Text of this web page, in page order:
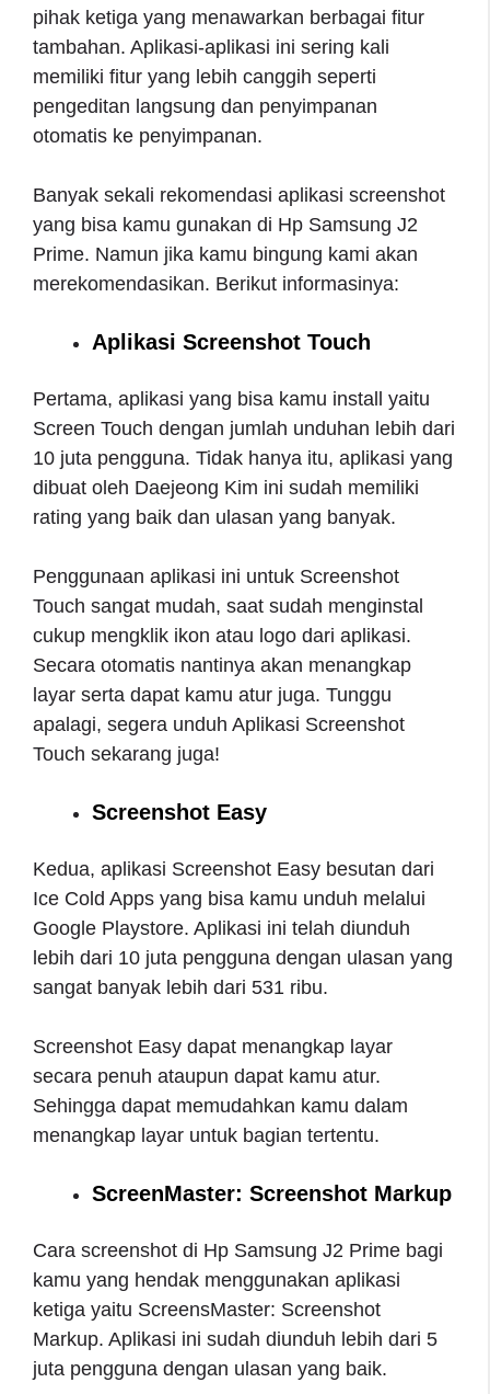
pihak ketiga yang menawarkan berbagai fitur
tambahan. Aplikasi-aplikasi ini sering kali
memiliki fitur yang lebih canggih seperti
pengeditan langsung dan penyimpanan
otomatis ke penyimpanan.
Banyak sekali rekomendasi aplikasi screenshot
yang bisa kamu gunakan di Hp Samsung J2
Prime. Namun jika kamu bingung kami akan
merekomendasikan. Berikut informasinya:
Aplikasi Screenshot Touch
Pertama, aplikasi yang bisa kamu install yaitu
Screen Touch dengan jumlah unduhan lebih dari
10 juta pengguna. Tidak hanya itu, aplikasi yang
dibuat oleh Daejeong Kim ini sudah memiliki
rating yang baik dan ulasan yang banyak.
Penggunaan aplikasi ini untuk Screenshot
Touch sangat mudah, saat sudah menginstal
cukup mengklik ikon atau logo dari aplikasi.
Secara otomatis nantinya akan menangkap
layar serta dapat kamu atur juga. Tunggu
apalagi, segera unduh Aplikasi Screenshot
Touch sekarang juga!
Screenshot Easy
Kedua, aplikasi Screenshot Easy besutan dari
Ice Cold Apps yang bisa kamu unduh melalui
Google Playstore. Aplikasi ini telah diunduh
lebih dari 10 juta pengguna dengan ulasan yang
sangat banyak lebih dari 531 ribu.
Screenshot Easy dapat menangkap layar
secara penuh ataupun dapat kamu atur.
Sehingga dapat memudahkan kamu dalam
menangkap layar untuk bagian tertentu.
ScreenMaster: Screenshot Markup
Cara screenshot di Hp Samsung J2 Prime bagi
kamu yang hendak menggunakan aplikasi
ketiga yaitu ScreensMaster: Screenshot
Markup. Aplikasi ini sudah diunduh lebih dari 5
juta pengguna dengan ulasan yang baik.